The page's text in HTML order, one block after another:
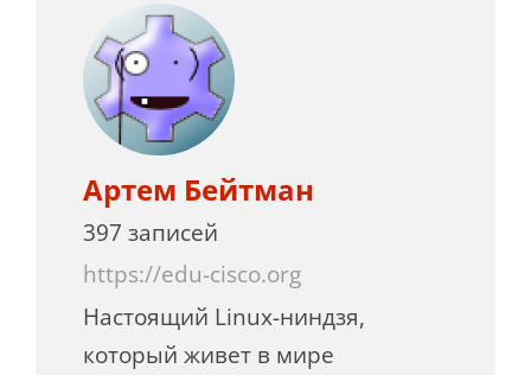
Артем Бейтман
397 записей
https://edu-cisco.org
Настоящий Linux-ниндзя,
который живет в мире